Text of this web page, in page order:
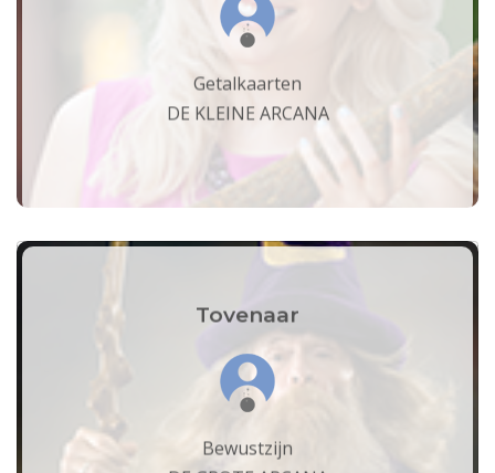
Getalkaarten
DE KLEINE ARCANA
Tovenaar
Bewustzijn